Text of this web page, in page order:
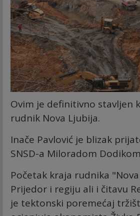
Ovim je definitivno stavljen
rudnik Nova Ljubija.
Inače Pavlović je blizak
SNSD-a Miloradom
Početak kraja rudnika
Prijedor i regiju ali i čitavu
je tektonski poremećaj